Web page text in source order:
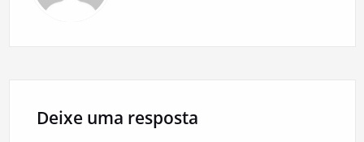
Deixe uma resposta